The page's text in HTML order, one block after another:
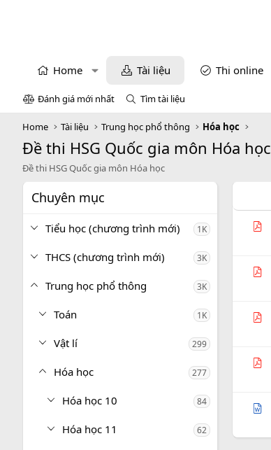
Home Tài liệu Thi online
Đánh giá mới nhất Tìm tài liệu
Home Tài liệu Trung học phổ thông Hóa học
Đề thi HSG Quốc gia môn Hóa học
Đề thi HSG Quốc gia môn Hóa học
Chuyên mục
Tiểu học (chương trình mới) 1K
THCS (chương trình mới) 3K
Trung học phổ thông 3K
Toán 1K
Vật lí 299
Hóa học 277
Hóa học 10 84
Hóa học 11 62